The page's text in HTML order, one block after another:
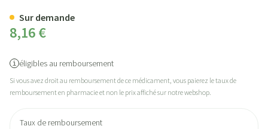
8,16 €
éligibles au remboursement
Si vous avez droit au remboursement de ce médicament, vous paierez le taux de
remboursement en pharmacie et non le prix affiché sur notre webshop.
Taux de remboursement
Sur demande